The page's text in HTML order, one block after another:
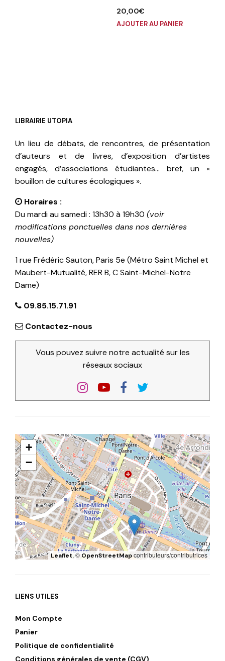
20,00€
AJOUTER AU PANIER
LIBRAIRIE UTOPIA
Un lieu de débats, de rencontres, de présentation
d’auteurs et de livres, d’exposition d’artistes
engagés, d’associations étudiantes… bref, un «
bouillon de cultures écologiques ».
Horaires :
Du mardi au samedi : 13h30 à 19h30 (voir
modifications ponctuelles dans nos dernières
nouvelles)
1 rue Frédéric Sauton, Paris 5e (Métro Saint Michel et
Maubert-Mutualité, RER B, C Saint-Michel-Notre
Dame)
09.85.15.71.91
Contactez-nous
Vous pouvez suivre notre actualité sur les
réseaux sociaux
+
−
Leaflet, ©OpenStreetMapcontributeurs/contributrices
LIENS UTILES
Mon Compte
Panier
Politique de confidentialité
Conditions générales de vente (CGV)